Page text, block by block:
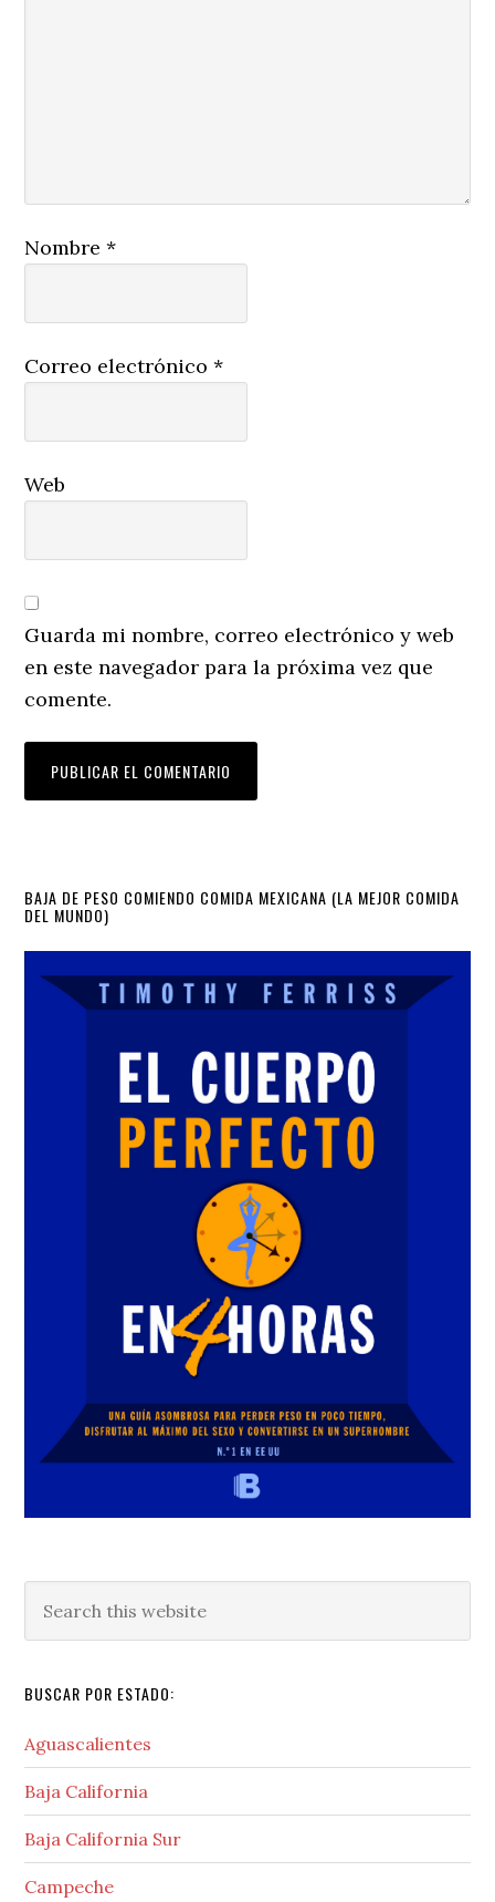
Nombre*
Correo electrónico*
Web
Guarda mi nombre, correo electrónico y web
en este navegador para la próxima vez que
comente.
Primary
Sidebar
BAJA DE PESO COMIENDO COMIDA MEXICANA (LA MEJOR COMIDA
DEL MUNDO)
this
BUSCAR POR ESTADO:
Aguascalientes
Baja California
Baja California Sur
Campeche